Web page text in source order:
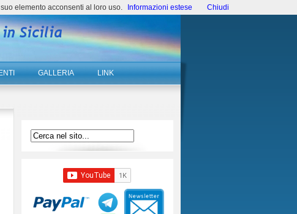
GALLERIA LINK
elemento acconsenti al loro uso. Informazioni estese Chiudi